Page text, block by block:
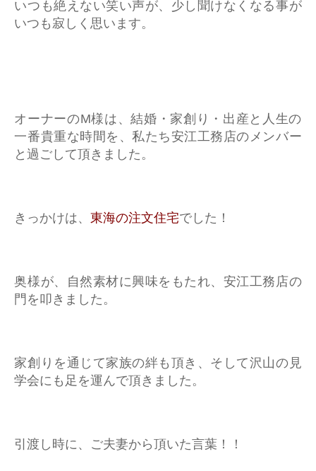
いつも絶えない笑い声が、少し聞けなくなる事が
いつも寂しく思います。
オーナーのM様は、結婚・家創り・出産と人生の
一番貴重な時間を、私たち安江工務店のメンバー
と過ごして頂きました。
きっかけは、東海の注文住宅でした！
奥様が、自然素材に興味をもたれ、安江工務店の
門を叩きました。
家創りを通じて家族の絆も頂き、そして沢山の見
学会にも足を運んで頂きました。
引渡し時に、ご夫妻から頂いた言葉！！